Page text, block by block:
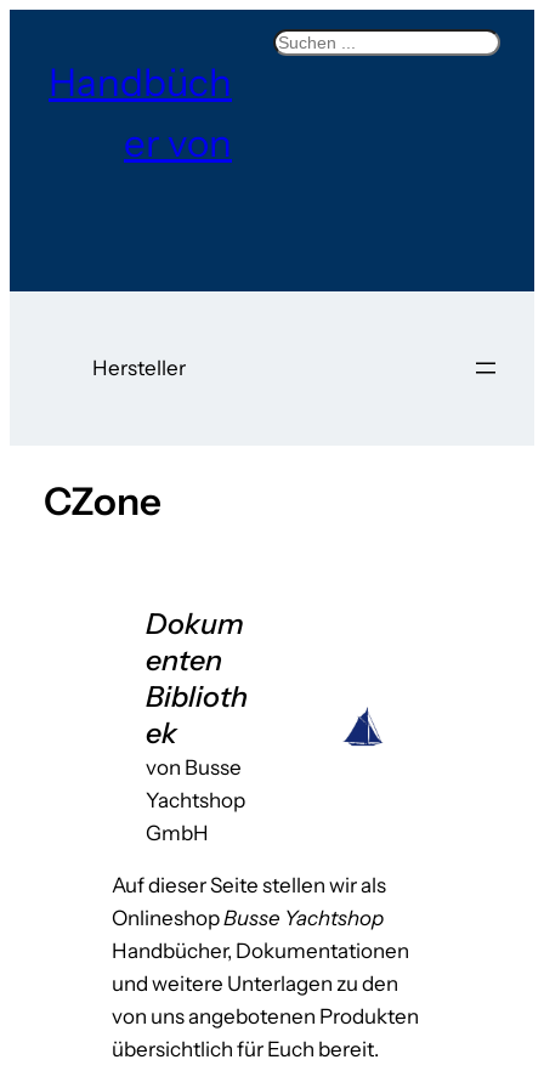
Search
Handbüch
er von
Hersteller
CZone
Dokum
enten
Biblioth
ek
von Busse
Yachtshop
GmbH
Auf dieser Seite stellen wir als
OnlineshopBusse Yachtshop
Handbücher, Dokumentationen
und weitere Unterlagen zu den
von uns angebotenen Produkten
übersichtlich für Euch bereit.